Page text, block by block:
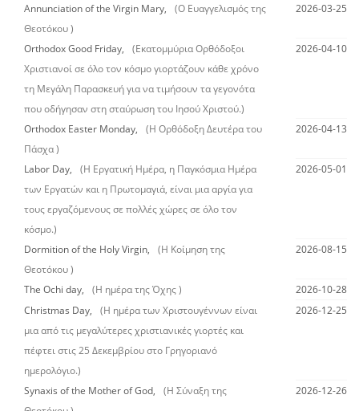
Annunciation of the Virgin Mary,
(Ο Ευαγγελισμός της
Θεοτόκου )
2026-03-25
Orthodox Good Friday,
(Εκατομμύρια Ορθόδοξοι
Χριστιανοί σε όλο τον κόσμο γιορτάζουν κάθε χρόνο
τη Μεγάλη Παρασκευή για να τιμήσουν τα γεγονότα
που οδήγησαν στη σταύρωση του Ιησού Χριστού.)
2026-04-10
Orthodox Easter Monday,
(Η Ορθόδοξη Δευτέρα του
Πάσχα )
2026-04-13
Labor Day,
(Η Εργατική Ημέρα, η Παγκόσμια Ημέρα
των Εργατών και η Πρωτομαγιά, είναι μια αργία για
τους εργαζόμενους σε πολλές χώρες σε όλο τον
κόσμο.)
2026-05-01
Dormition of the Holy Virgin,
(Η Κοίμηση της
Θεοτόκου )
2026-08-15
The Ochi day, (Η ημέρα της Όχης )
2026-10-28
Christmas Day,
(Η ημέρα των Χριστουγέννων είναι
μια από τις μεγαλύτερες χριστιανικές γιορτές και
πέφτει στις 25 Δεκεμβρίου στο Γρηγοριανό
ημερολόγιο.)
2026-12-25
Synaxis of the Mother of God,
(Η Σύναξη της
2026-12-26